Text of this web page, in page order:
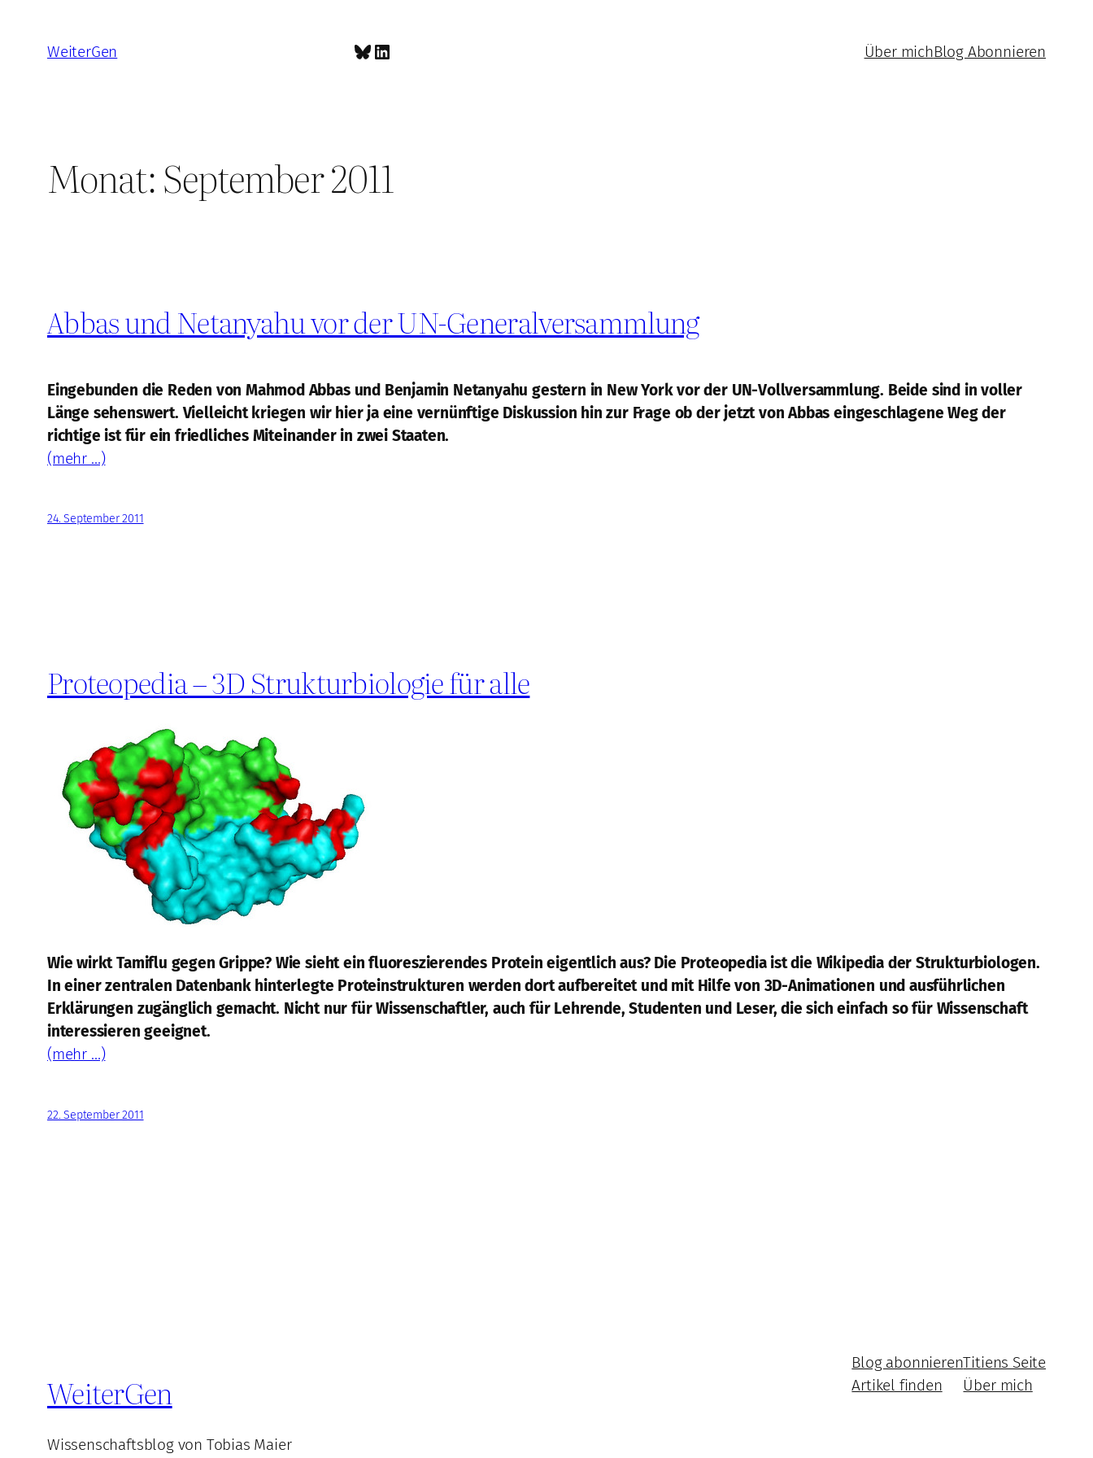
springen
WeiterGen Bluesky
LinkedIn Über michBlog Abonnieren
Monat:September 2011
Abbas und Netanyahu vor der UN-Generalversammlung
Eingebunden die Reden von Mahmod Abbas und Benjamin Netanyahu gestern in New York vor der UN-Vollversammlung. Beide sind in voller
Länge sehenswert. Vielleicht kriegen wir hier ja eine vernünftige Diskussion hin zur Frage ob der jetzt von Abbas eingeschlagene Weg der
richtige ist für ein friedliches Miteinander in zwei Staaten.
(mehr …)
24. September 2011
Proteopedia – 3D Strukturbiologie für alle
Wie wirkt Tamiflu gegen Grippe? Wie sieht ein fluoreszierendes Protein eigentlich aus? Die Proteopedia ist die Wikipedia der Strukturbiologen.
In einer zentralen Datenbank hinterlegte Proteinstrukturen werden dort aufbereitet und mit Hilfe von 3D-Animationen und ausführlichen
Erklärungen zugänglich gemacht. Nicht nur für Wissenschaftler, auch für Lehrende, Studenten und Leser, die sich einfach so für Wissenschaft
interessieren geeignet.
(mehr …)
22. September 2011
WeiterGen
Wissenschaftsblog von Tobias Maier
Blog abonnieren
Artikel finden
Titiens Seite
Über mich